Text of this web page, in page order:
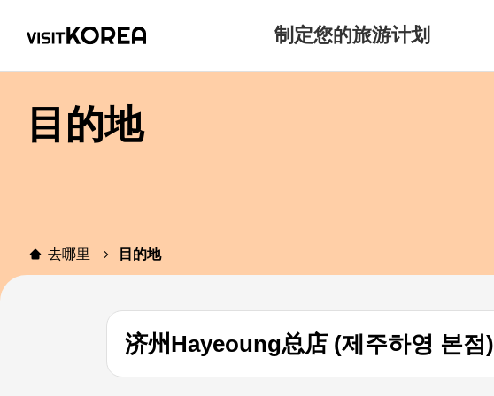
制定您的旅游计划
目的地
去哪里 目的地
济州Hayeoung总店 (제주하영 본점)